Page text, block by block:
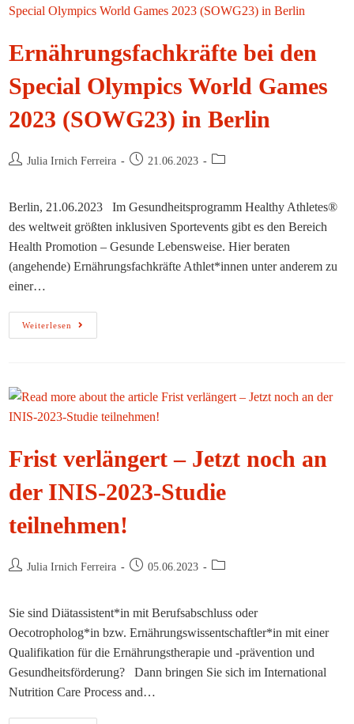
Ernährungsfachkräfte bei den
Special Olympics World Games
2023 (SOWG23) in Berlin
Beitrags-Julia Irnich Ferreira
Beitrag21.06.2023
Beitrags-
Berlin, 21.06.2023 Im Gesundheitsprogramm Healthy Athletes®
des weltweit größten inklusiven Sportevents gibt es den Bereich
Health Promotion – Gesunde Lebensweise. Hier beraten
(angehende) Ernährungsfachkräfte Athlet*innen unter anderem zu
einer…
Weiterlesen
Ernährungsfachkräfte
Bei
Games
2023
(SOWG23)
In
Frist verlängert – Jetzt noch an
der INIS-2023-Studie
teilnehmen!
Beitrags-Julia Irnich Ferreira
Beitrag05.06.2023
Beitrags-
Sie sind Diätassistent*in mit Berufsabschluss oder
Oecotropholog*in bzw. Ernährungswissentschaftler*in mit einer
Qualifikation für die Ernährungstherapie und -prävention und
Gesundheitsförderung? Dann bringen Sie sich im International
Nutrition Care Process and…